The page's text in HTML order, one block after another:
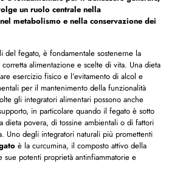
un ruolo centrale nella
metabolismo e nella conservazione dei
del fegato, è fondamentale sostenerne la
corretta alimentazione e scelte di vita. Una dieta
esercizio fisico e l’evitamento di alcol e
per il mantenimento della funzionalità
gli integratori alimentari possono anche
in particolare quando il fegato è sotto
dieta povera, di tossine ambientali o di fattori
Uno degli integratori naturali più promettenti
è la curcumina, il composto attivo della
sue potenti proprietà antinfiammatorie e